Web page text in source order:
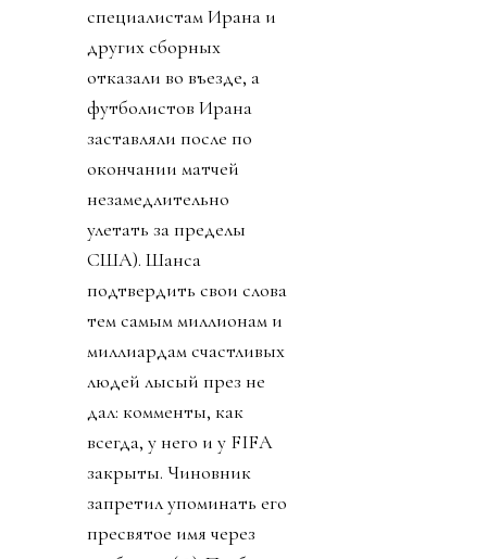
специалистам Ирана и
других сборных
отказали во въезде, а
футболистов Ирана
заставляли после по
окончании матчей
незамедлительно
улетать за пределы
США). Шанса
подтвердить свои слова
тем самым миллионам и
миллиардам счастливых
людей лысый през не
дал: комменты, как
всегда, у него и у FIFA
закрыты. Чиновник
запретил упоминать его
пресвятое имя через